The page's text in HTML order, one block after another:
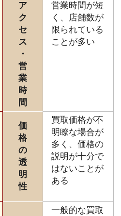
ア
ク
セ
ス
・
営
業
時
間
営業時間が短
く、店舗数が
限られている
ことが多い
価
格
の
透
明
性
買取価格が不
明瞭な場合が
多く、価格の
説明が十分で
はないことが
ある
一般的な買取